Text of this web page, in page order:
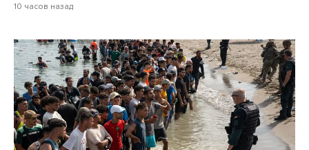
10 часов назад